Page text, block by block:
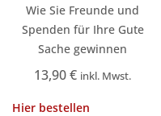
Wie Sie Freunde und
Spenden für Ihre Gute
Sache gewinnen
13,90€ inkl. Mwst.
Hier bestellen